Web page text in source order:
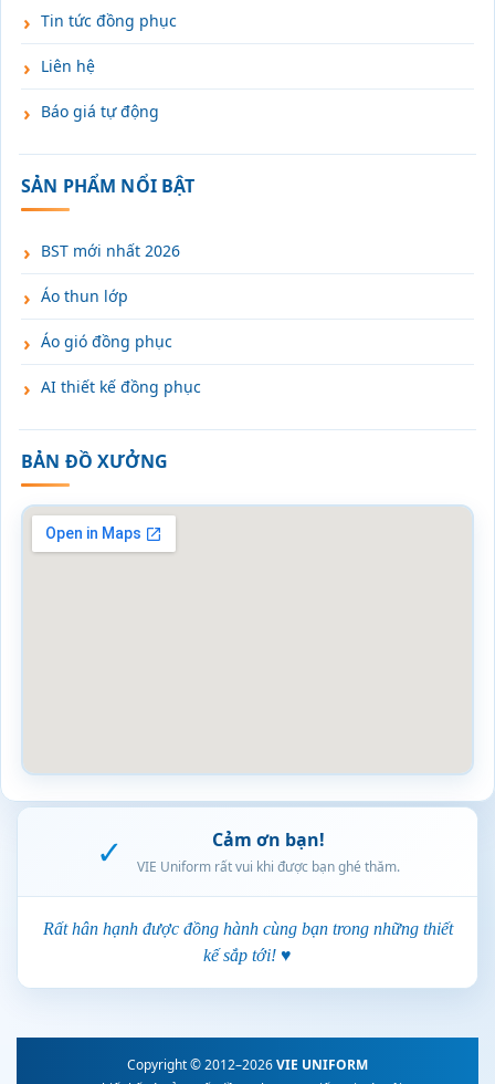
Tin tức đồng phục
Liên hệ
Báo giá tự động
SẢN PHẨM NỔI BẬT
BST mới nhất 2026
Áo thun lớp
Áo gió đồng phục
AI thiết kế đồng phục
BẢN ĐỒ XƯỞNG
✓ Cảm ơn bạn!
VIE Uniform rất vui khi được bạn ghé thăm.
Rất hân hạnh được đồng hành cùng bạn trong những thiết
kế sắp tới! ♥
Copyright © 2012–2026VIE UNIFORM